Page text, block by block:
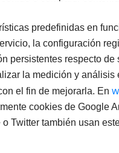
predefinidas en
la configuración
persistentes respecto de
la medición y
el fin de mejorarla. En
cookies de Google
Twitter también usan